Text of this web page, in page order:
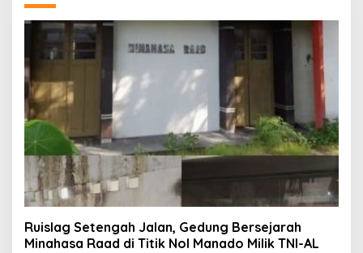
Ruislag Setengah Jalan, Gedung Bersejarah
Minahasa Raad di Titik Nol Manado Milik TNI-AL